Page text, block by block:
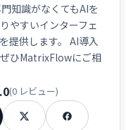
知識がなくてもAIを
やすいインターフェ
提供します。 AI導入
ひMatrixFlowにご相
(0 レビュー)